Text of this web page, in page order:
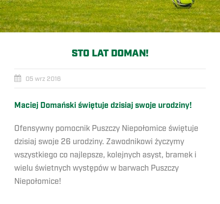
STO LAT DOMAN!
05 wrz 2016
Maciej Domański świętuje dzisiaj swoje urodziny!
Ofensywny pomocnik Puszczy Niepołomice świętuje
dzisiaj swoje 26 urodziny. Zawodnikowi życzymy
wszystkiego co najlepsze, kolejnych asyst, bramek i
wielu świetnych występów w barwach Puszczy
Niepołomice!